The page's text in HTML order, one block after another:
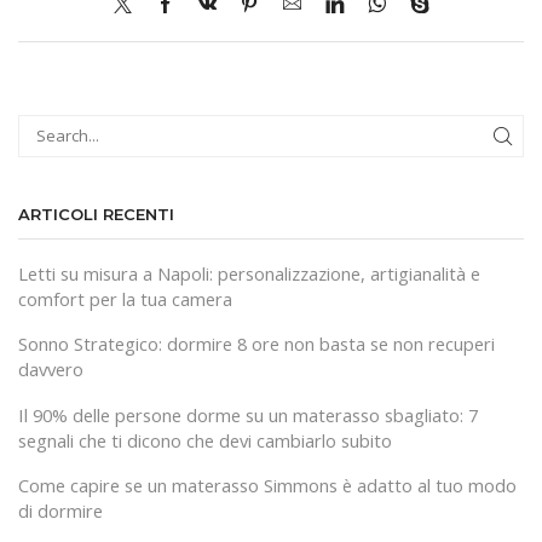
ARTICOLI RECENTI
Letti su misura a Napoli: personalizzazione, artigianalità e
comfort per la tua camera
Sonno Strategico: dormire 8 ore non basta se non recuperi
davvero
Il 90% delle persone dorme su un materasso sbagliato: 7
segnali che ti dicono che devi cambiarlo subito
Come capire se un materasso Simmons è adatto al tuo modo
di dormire